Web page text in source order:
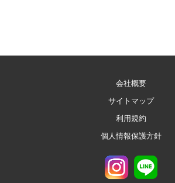
会社概要
サイトマップ
利用規約
個人情報保護方針